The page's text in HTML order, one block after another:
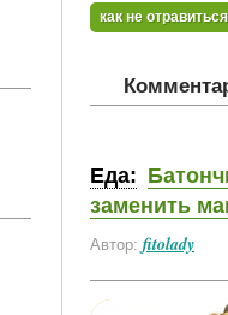
как не
Еда:
заменить
Автор: fitolady